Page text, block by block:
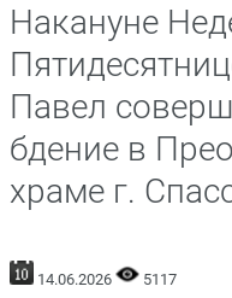
Накануне
Павел
бдение в
храме г.
14.06.2026 5117